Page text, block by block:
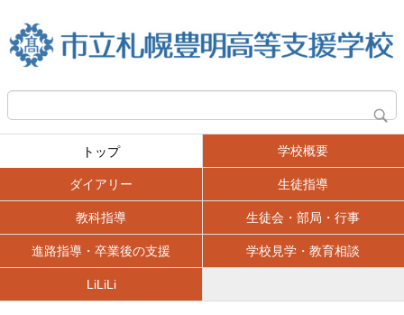
トップ 学校概要
ダイアリー 生徒指導
教科指導 生徒会・部局・行事
進路指導・卒業後の支援 学校見学・教育相談
LiLiLi